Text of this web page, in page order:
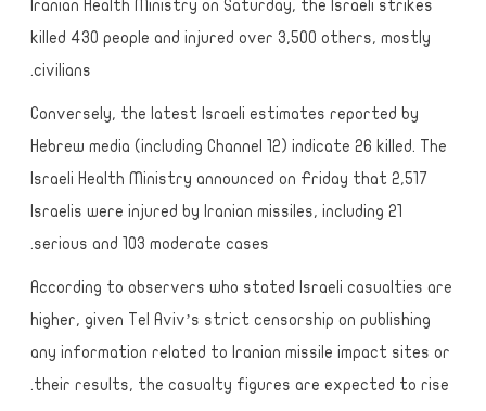
Iranian Health Ministry on Saturday, the Israeli strikes
killed 430 people and injured over 3,500 others, mostly
civilians.
Conversely, the latest Israeli estimates reported by
Hebrew media (including Channel 12) indicate 26 killed. The
Israeli Health Ministry announced on Friday that 2,517
Israelis were injured by Iranian missiles, including 21
serious and 103 moderate cases.
According to observers who stated Israeli casualties are
higher, given Tel Aviv’s strict censorship on publishing
any information related to Iranian missile impact sites or
their results, the casualty figures are expected to rise.